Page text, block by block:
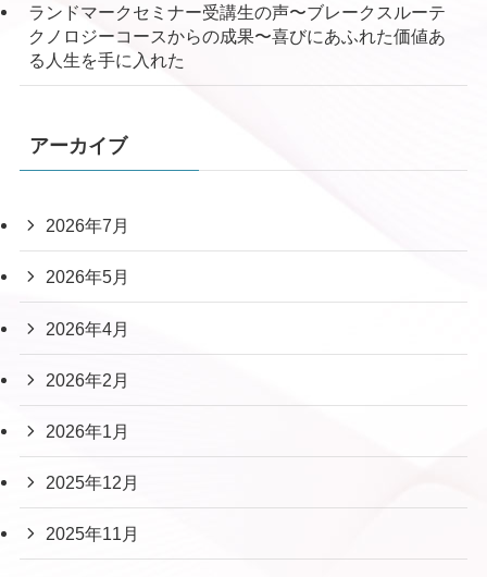
ランドマークセミナー受講生の声〜ブレークスルーテ
クノロジーコースからの成果〜喜びにあふれた価値あ
る人生を手に入れた
アーカイブ
2026年7月
2026年5月
2026年4月
2026年2月
2026年1月
2025年12月
2025年11月